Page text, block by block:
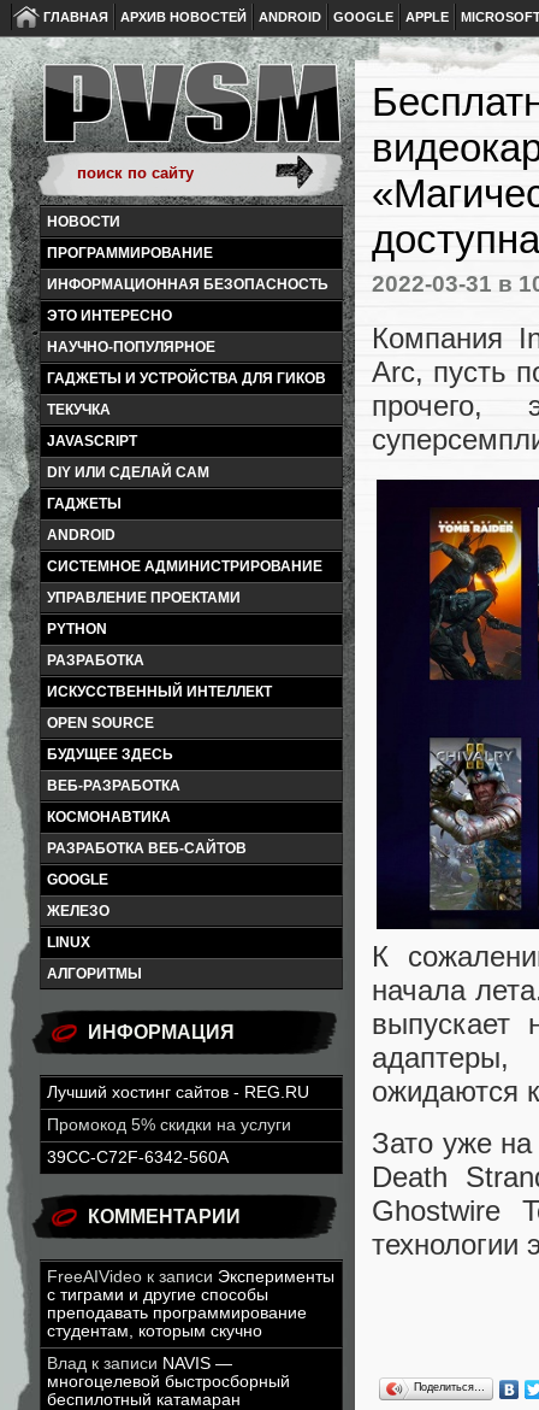
ГЛАВНАЯ АРХИВ НОВОСТЕЙ ANDROID GOOGLE APPLE
НОВОСТИ
ПРОГРАММИРОВАНИЕ
ИНФОРМАЦИОННАЯ БЕЗОПАСНОСТЬ
ЭТО ИНТЕРЕСНО
НАУЧНО-ПОПУЛЯРНОЕ
ГАДЖЕТЫ И УСТРОЙСТВА ДЛЯ ГИКОВ
ТЕКУЧКА
JAVASCRIPT
DIY ИЛИ СДЕЛАЙ САМ
ГАДЖЕТЫ
ANDROID
СИСТЕМНОЕ АДМИНИСТРИРОВАНИЕ
УПРАВЛЕНИЕ ПРОЕКТАМИ
PYTHON
РАЗРАБОТКА
ИСКУССТВЕННЫЙ ИНТЕЛЛЕКТ
OPEN SOURCE
БУДУЩЕЕ ЗДЕСЬ
ВЕБ-РАЗРАБОТКА
КОСМОНАВТИКА
РАЗРАБОТКА ВЕБ-САЙТОВ
GOOGLE
ЖЕЛЕЗО
LINUX
АЛГОРИТМЫ
ИНФОРМАЦИЯ
Лучший хостинг сайтов - REG.RU
Промокод 5% скидки на услуги
39CC-C72F-6342-560A
КОММЕНТАРИИ
FreeAIVideo к записи Эксперименты
с тиграми и другие способы
преподавать программирование
студентам, которым скучно
Влад к записи NAVIS —
многоцелевой быстросборный
беспилотный катамаран
2022-03-31 в
Компания
Arc, пусть
прочего,
К
начала
ожидаются
Зато уже
Death
Ghostwire
технологии
Поделиться…